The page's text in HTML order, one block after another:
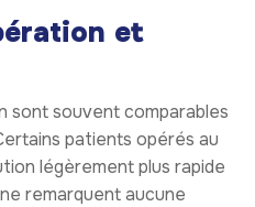
et
sont souvent comparables
patients opérés au
légèrement plus rapide
remarquent aucune